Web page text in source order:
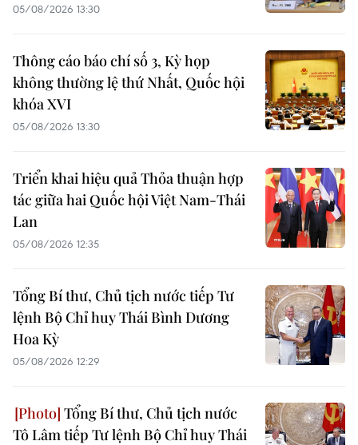
05/08/2026 13:30
Thông cáo báo chí số 3, Kỳ họp
không thường lệ thứ Nhất, Quốc hội
khóa XVI
05/08/2026 13:30
Triển khai hiệu quả Thỏa thuận hợp
tác giữa hai Quốc hội Việt Nam-Thái
Lan
05/08/2026 12:35
Tổng Bí thư, Chủ tịch nước tiếp Tư
lệnh Bộ Chỉ huy Thái Bình Dương
Hoa Kỳ
05/08/2026 12:29
Tổng Bí thư, Chủ tịch nước
Tô Lâm tiếp Tư lệnh Bộ Chỉ huy Thái